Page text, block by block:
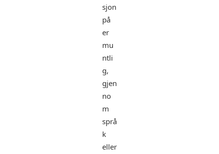
sjon
på
er
mu
ntli
g,
gjen
no
m
språ
k
eller